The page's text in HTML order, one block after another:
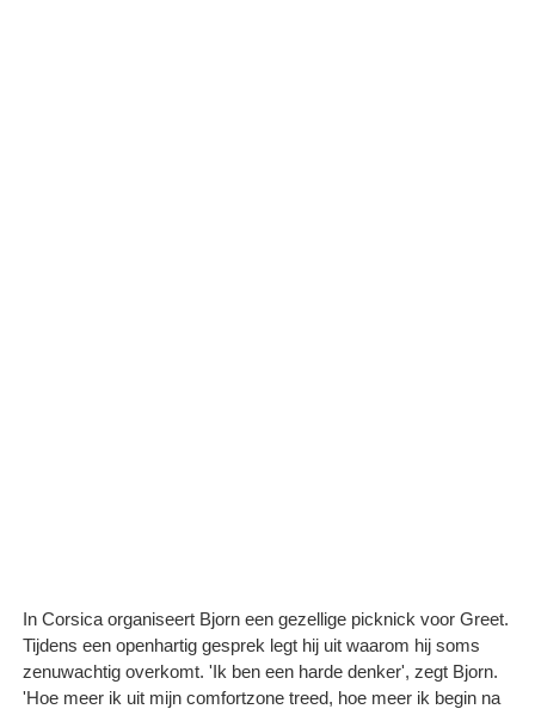
In Corsica organiseert Bjorn een gezellige picknick voor Greet.
Tijdens een openhartig gesprek legt hij uit waarom hij soms
zenuwachtig overkomt. 'Ik ben een harde denker', zegt Bjorn.
'Hoe meer ik uit mijn comfortzone treed, hoe meer ik begin na